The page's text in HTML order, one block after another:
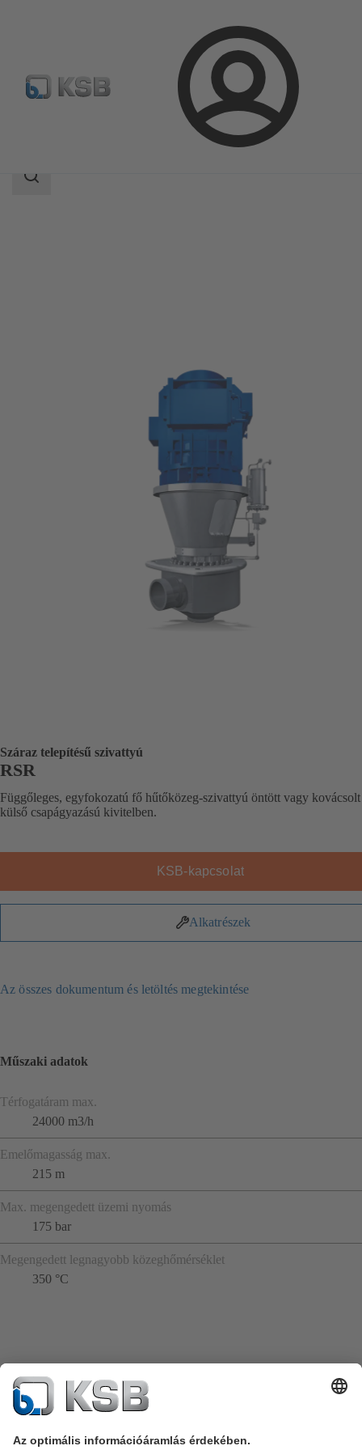
Bejelentkezés
Termékkatalógus RSR
Keresési
Száraz telepítésű szivattyú
RSR
Függőleges, egyfokozatú fő hűtőközeg-szivattyú öntött vagy
külső csapágyazású kivitelben.
KSB-kapcsolat
Alkatrészek
Az összes dokumentum és letöltés megtekintése
Műszaki adatok
Térfogatáram max.
24000 m3/h
Emelőmagasság max.
215 m
Max. megengedett üzemi nyomás
175 bar
Megengedett legnagyobb közeghőmérséklet
350 °C